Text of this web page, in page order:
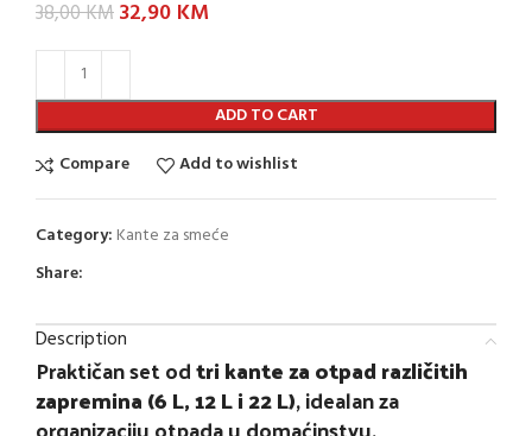
38,00KM32,90 KM
ADD TO CART
Compare
Add to wishlist
Category: Kante za smeće
Share:
Description
Praktičan set odtri kante za otpad različitih
zapremina (6 L, 12 L i 22 L), idealan za